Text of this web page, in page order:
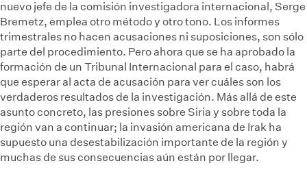
nuevo jefe de la comisión investigadora internacional, Serge
Bremetz, emplea otro método y otro tono. Los informes
trimestrales no hacen acusaciones ni suposiciones, son sólo
parte del procedimiento. Pero ahora que se ha aprobado la
formación de un Tribunal Internacional para el caso, habrá
que esperar al acta de acusación para ver cuáles son los
verdaderos resultados de la investigación. Más allá de este
asunto concreto, las presiones sobre Siria y sobre toda la
región van a continuar; la invasión americana de Irak ha
supuesto una desestabilización importante de la región y
muchas de sus consecuencias aún están por llegar.